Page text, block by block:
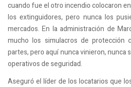
cuando fue el otro incendio colocaron
los extinguidores, pero nunca los
mercados. En la administración de
mucho los simulacros de protección
partes, pero aquí nunca vinieron, nunca
operativos de seguridad.
Aseguró el líder de los locatarios que